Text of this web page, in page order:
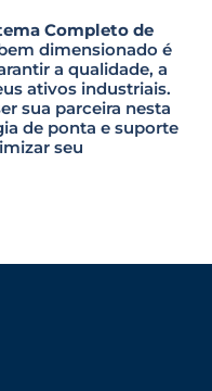
Completo de
dimensionado é
a qualidade, a
ativos industriais.
sua parceira nesta
de ponta e suporte
seu